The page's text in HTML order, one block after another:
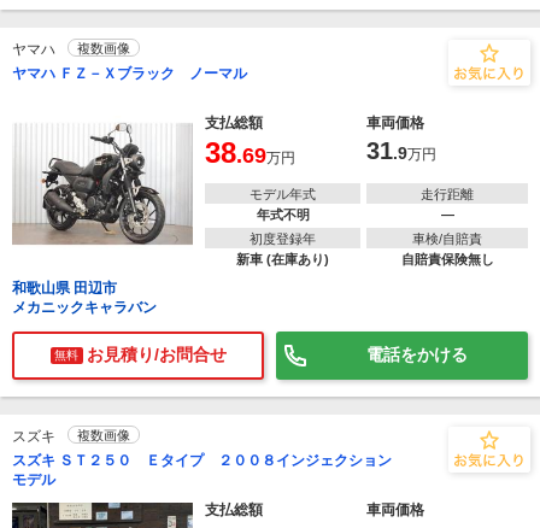
ヤマハ 複数画像
ヤマハ ＦＺ－Ｘブラック ノーマル
支払総額 車両価格
38.69万円 31.9万円
モデル年式
年式不明
走行距離
―
初度登録年
新車 (在庫あり)
車検/自賠責
自賠責保険無し
和歌山県 田辺市
メカニックキャラバン
無料 お見積り/お問合せ 電話をかける
スズキ 複数画像
スズキ ＳＴ２５０ Ｅタイプ ２００８インジェクション
モデル
支払総額
車両価格